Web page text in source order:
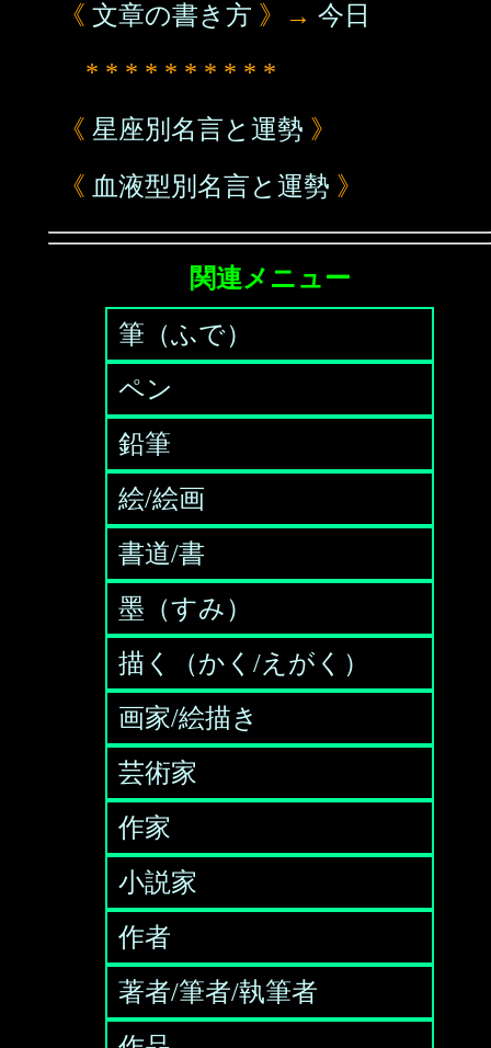
《 文章の書き方 》→ 今日
* * * * * * * * * *
《 星座別名言と運勢 》
《 血液型別名言と運勢 》
関連メニュー
筆（ふで）
ペン
鉛筆
絵/絵画
書道/書
墨（すみ）
描く（かく/えがく）
画家/絵描き
芸術家
作家
小説家
作者
著者/筆者/執筆者